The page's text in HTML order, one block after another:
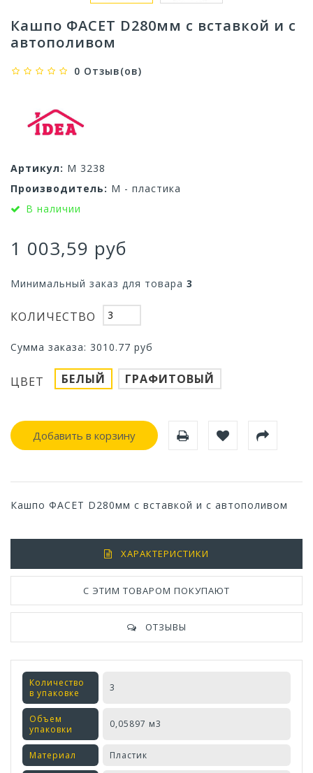
Кашпо ФАСЕТ D280мм с вставкой и с
автополивом
0 Отзыв(ов)
Артикул: М 3238
Производитель: М - пластика
В наличии
1 003,59 руб
Минимальный заказ для товара 3
КОЛИЧЕСТВО
Сумма заказа: 3010.77 руб
ЦВЕТ БЕЛЫЙ ГРАФИТОВЫЙ
Добавить в корзину
Кашпо ФАСЕТ D280мм с вставкой и с автополивом
ХАРАКТЕРИСТИКИ
С ЭТИМ ТОВАРОМ ПОКУПАЮТ
ОТЗЫВЫ
Количество
в упаковке
3
Объем
упаковки
0,05897 м3
Материал Пластик